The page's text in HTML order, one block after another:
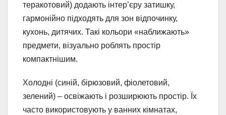
теракотовий) додають інтер’єру затишку,
гармонійно підходять для зон відпочинку,
кухонь, дитячих. Такі кольори «наближають»
предмети, візуально роблять простір
компактнішим.
Холодні (синій, бірюзовий, фіолетовий,
зелений) – освіжають і розширюють простір. Їх
часто використовують у ванних кімнатах,